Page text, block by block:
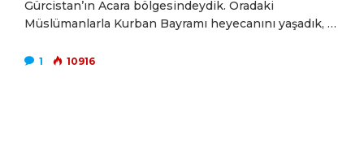
Gürcistan’ın Acara bölgesindeydik. Oradaki
Müslümanlarla Kurban Bayramı heyecanını yaşadık, …
1 10916